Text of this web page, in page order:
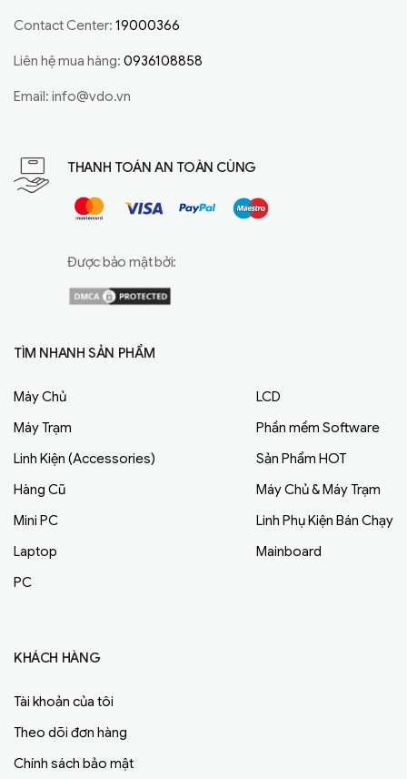
Contact Center: 19000366
Liên hệ mua hàng: 0936108858
Email: info@vdo.vn
THANH TOÁN AN TOÀN CÙNG
Được bảo mật bởi:
TÌM NHANH SẢN PHẨM
Máy Chủ
Máy Trạm
Linh Kiện (Accessories)
Hàng Cũ
Mini PC
Laptop
PC
LCD
Phần mềm Software
Sản Phẩm HOT
Máy Chủ & Máy Trạm
Linh Phụ Kiện Bán Chạy
Mainboard
KHÁCH HÀNG
Tài khoản của tôi
Theo dõi đơn hàng
Chính sách bảo mật